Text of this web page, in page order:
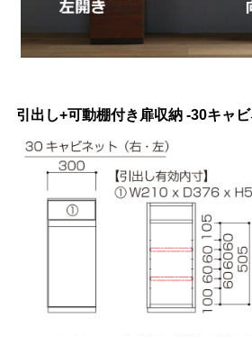
引出し+可動棚付き扉収納 -30キャ